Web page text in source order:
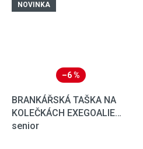
NOVINKA
–6 %
BRANKÁŘSKÁ TAŠKA NA
KOLEČKÁCH EXEGOALIE
senior